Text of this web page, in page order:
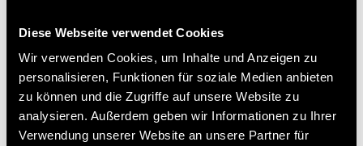
Diese Webseite verwendet Cookies
Wir verwenden Cookies, um Inhalte und Anzeigen zu
personalisieren, Funktionen für soziale Medien anbieten
zu können und die Zugriffe auf unsere Website zu
analysieren. Außerdem geben wir Informationen zu Ihrer
Verwendung unserer Website an unsere Partner für